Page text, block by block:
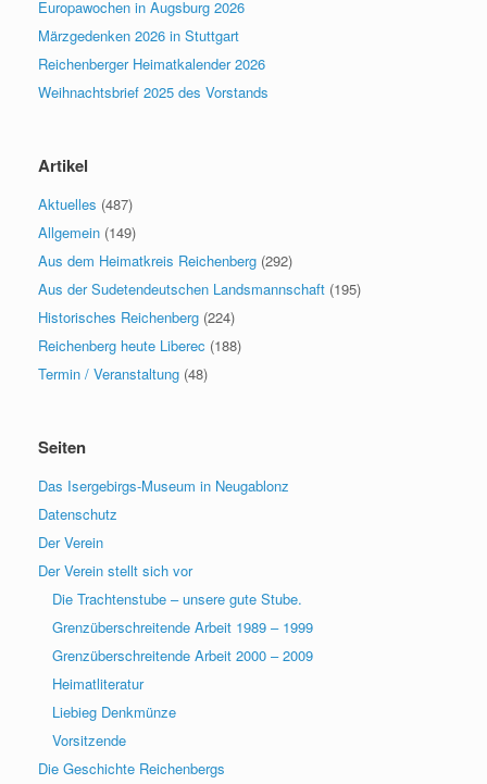
Europawochen in Augsburg 2026
Märzgedenken 2026 in Stuttgart
Reichenberger Heimatkalender 2026
Weihnachtsbrief 2025 des Vorstands
Artikel
Aktuelles (487)
Allgemein (149)
Aus dem Heimatkreis Reichenberg (292)
Aus der Sudetendeutschen Landsmannschaft (195)
Historisches Reichenberg (224)
Reichenberg heute Liberec (188)
Termin / Veranstaltung (48)
Seiten
Das Isergebirgs-Museum in Neugablonz
Datenschutz
Der Verein
Der Verein stellt sich vor
Die Trachtenstube – unsere gute Stube.
Grenzüberschreitende Arbeit 1989 – 1999
Grenzüberschreitende Arbeit 2000 – 2009
Heimatliteratur
Liebieg Denkmünze
Vorsitzende
Die Geschichte Reichenbergs